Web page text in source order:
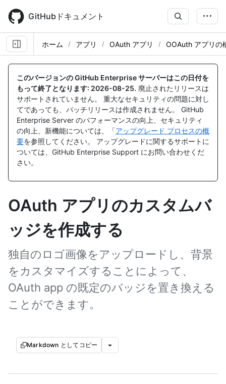
main
content
GitHubドキュメント
ホーム アプリ OAuth アプリ OOAuth アプリの
このバージョンの GitHub Enterprise サーバーはこの日付を
もって終了となります: 2026-08-25. 廃止されたリリースは
サポートされていません。 重大なセキュリティの問題に対し
てであっても、パッチリリースは作成されません。 GitHub
Enterprise Server のパフォーマンスの向上、セキュリティ
の向上、新機能については、「アップグレード プロセスの概
要を参照してください。 アップグレードに関するサポートに
ついては、GitHub Enterprise Support にお問い合わせくだ
さい。
OAuth アプリのカスタムバ
ッジを作成する
独自のロゴ画像をアップロードし、背景
をカスタマイズすることによって、
OAuth app の既定のバッジを置き換える
ことができます。
Markdown としてコピー